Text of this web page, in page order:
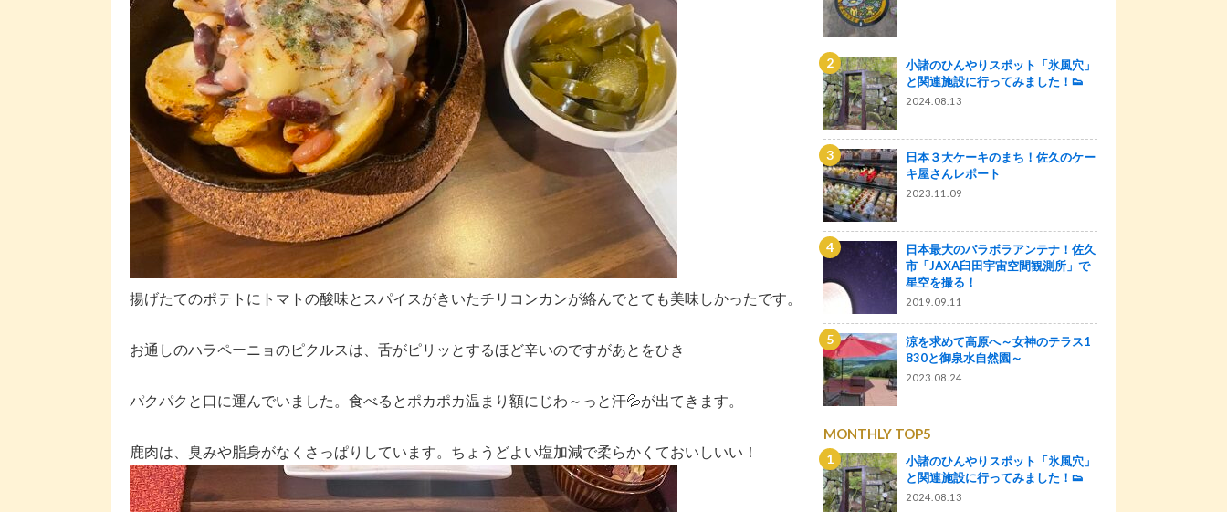
揚げたてのポテトにトマトの酸味とスパイスがきいたチリコンカンが絡んでとても美味しかったです。
お通しのハラペーニョのピクルスは、舌がピリッとするほど辛いのですがあとをひき
パクパクと口に運んでいました。食べるとポカポカ温まり額にじわ～っと汗💦が出てきます。
鹿肉は、臭みや脂身がなくさっぱりしています。ちょうどよい塩加減で柔らかくておいしいい！
小諸のひんやりスポット「氷風穴」
と関連施設に行ってみました！👟
2024.08.13
日本３大ケーキのまち！佐久のケー
キ屋さんレポート
2023.11.09
日本最大のパラボラアンテナ！佐久
市「JAXA臼田宇宙空間観測所」で
星空を撮る！
2019.09.11
涼を求めて高原へ～女神のテラス1
830と御泉水自然園～
2023.08.24
MONTHLY TOP5
小諸のひんやりスポット「氷風穴」
と関連施設に行ってみました！👟
2024.08.13